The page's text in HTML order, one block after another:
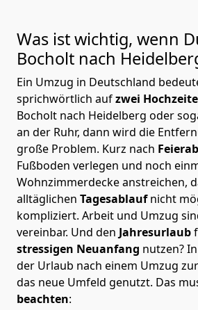
Was ist wichtig, wenn
Bocholt nach
Ein Umzug in Deutschland
sprichwörtlich aufzwei
Bocholt nach Heidelberg oder
an der Ruhr, dann wird die
große Problem. Kurz nach
Fußboden verlegen und noch
Wohnzimmerdecke anstreichen,
alltäglichen Tagesablaufnicht
kompliziert. Arbeit und Umzug
vereinbar. Und den Jahresurlaub
stressigen Neuanfang nutzen?
der Urlaub nach einem Umzug
das neue Umfeld genutzt. Das
beachten: